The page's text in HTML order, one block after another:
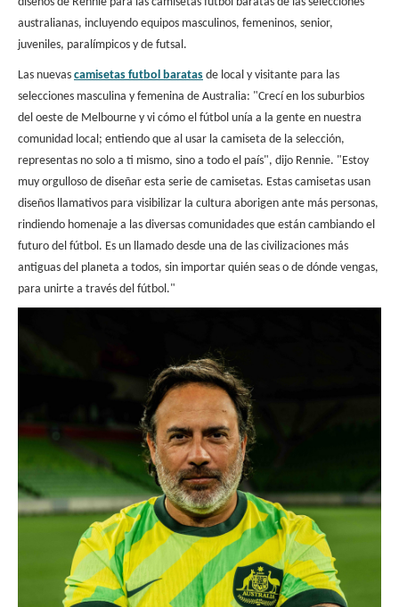
australianas, incluyendo equipos masculinos, femeninos, senior,
juveniles, paralímpicos y de futsal.
Las nuevas camisetas futbol baratas de local y visitante para las
selecciones masculina y femenina de Australia: "Crecí en los suburbios
del oeste de Melbourne y vi cómo el fútbol unía a la gente en nuestra
comunidad local; entiendo que al usar la camiseta de la selección,
representas no solo a ti mismo, sino a todo el país", dijo Rennie. "Estoy
muy orgulloso de diseñar esta serie de camisetas. Estas camisetas usan
diseños llamativos para visibilizar la cultura aborigen ante más personas,
rindiendo homenaje a las diversas comunidades que están cambiando el
futuro del fútbol. Es un llamado desde una de las civilizaciones más
antiguas del planeta a todos, sin importar quién seas o de dónde vengas,
para unirte a través del fútbol."